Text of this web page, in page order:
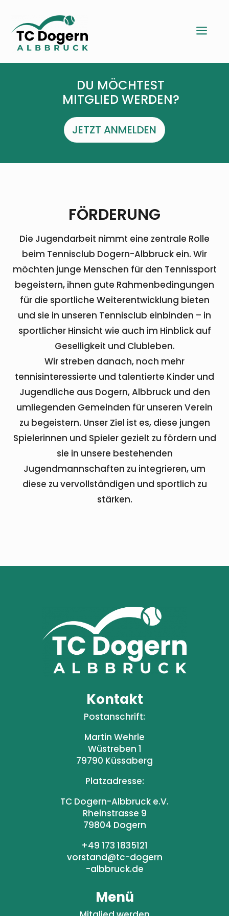
a
DU MÖCHTEST
MITGLIED WERDEN?
JETZT ANMELDEN
FÖRDERUNG
Die Jugendarbeit nimmt eine zentrale Rolle
beim Tennisclub Dogern-Albbruck ein. Wir
möchten junge Menschen für den Tennissport
begeistern, ihnen gute Rahmenbedingungen
für die sportliche Weiterentwicklung bieten
und sie in unseren Tennisclub einbinden – in
sportlicher Hinsicht wie auch im Hinblick auf
Geselligkeit und Clubleben.
Wir streben danach, noch mehr
tennisinteressierte und talentierte Kinder und
Jugendliche aus Dogern, Albbruck und den
umliegenden Gemeinden für unseren Verein
zu begeistern. Unser Ziel ist es, diese jungen
Spielerinnen und Spieler gezielt zu fördern und
sie in unsere bestehenden
Jugendmannschaften zu integrieren, um
diese zu vervollständigen und sportlich zu
stärken.
Kontakt
Postanschrift:
Martin Wehrle
Wüstreben 1
79790 Küssaberg
Platzadresse:
TC Dogern-Albbruck e.V.
Rheinstrasse 9
79804 Dogern
+49 173 1835121
vorstand@tc-dogern
-albbruck.de
Menü